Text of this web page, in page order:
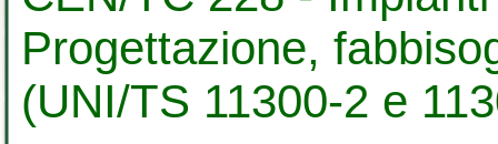
Progettazione,
(UNI/TS 11300-2 e